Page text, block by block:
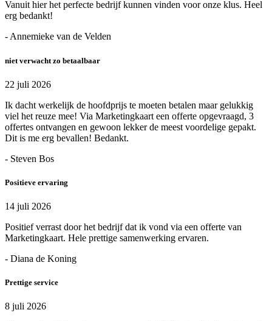
Vanuit hier het perfecte bedrijf kunnen vinden voor onze klus. Heel
erg bedankt!
- Annemieke van de Velden
niet verwacht zo betaalbaar
22 juli 2026
Ik dacht werkelijk de hoofdprijs te moeten betalen maar gelukkig
viel het reuze mee! Via Marketingkaart een offerte opgevraagd, 3
offertes ontvangen en gewoon lekker de meest voordelige gepakt.
Dit is me erg bevallen! Bedankt.
- Steven Bos
Positieve ervaring
14 juli 2026
Positief verrast door het bedrijf dat ik vond via een offerte van
Marketingkaart. Hele prettige samenwerking ervaren.
- Diana de Koning
Prettige service
8 juli 2026